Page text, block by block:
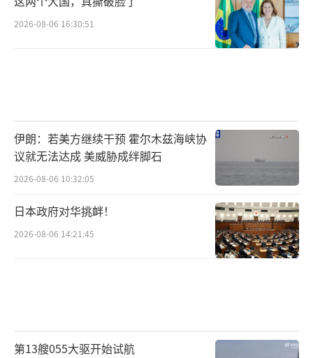
2026-08-06 16:30:51
伊朗：若美方继续干预 霍尔木兹海峡协
议就无法达成 美威胁成绊脚石
2026-08-06 10:32:05
日本政府对华挑衅！
2026-08-06 14:21:45
第13艘055大驱开始试航